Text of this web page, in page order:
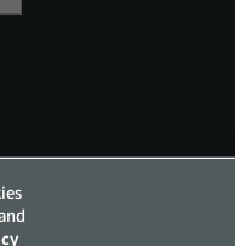
取り扱いについて